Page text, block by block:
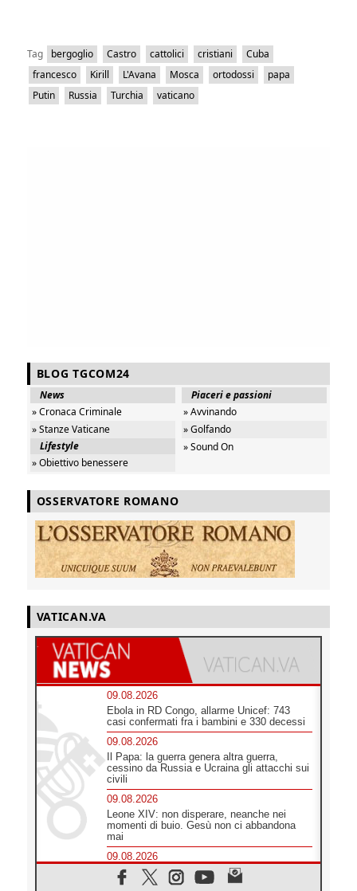
Tag bergoglio Castro cattolici cristiani
Cuba
francesco
Kirill L'Avana Mosca ortodossi
papa
Putin
Russia Turchia vaticano
BLOG TGCOM24
News
» Cronaca Criminale
» Stanze Vaticane
Lifestyle
» Obiettivo benessere
Piaceri e passioni
» Avvinando
» Golfando
» Sound On
OSSERVATORE ROMANO
VATICAN.VA
09.08.2026
Ebola in RD Congo, allarme Unicef: 743
casi confermati fra i bambini e 330 decessi
09.08.2026
Il Papa: la guerra genera altra guerra,
cessino da Russia e Ucraina gli attacchi sui
civili
09.08.2026
Leone XIV: non disperare, neanche nei
momenti di buio. Gesù non ci abbandona
mai
09.08.2026
Drammatica escalation del conflitto tra
Russia e Ucraina